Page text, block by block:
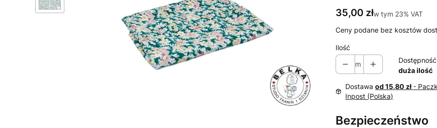
Cena
35,00 złw tym 23% VAT
w tym 23% VAT
Ceny podane bez kosztów
Ilość
m
duża ilość
Dostawaod 15,80 zł -
Inpost (Polska)
Bezpieczeństwo